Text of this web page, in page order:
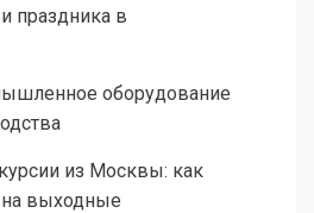
праздника в
оборудование
из Москвы: как
выходные